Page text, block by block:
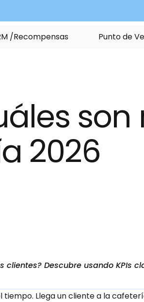
M /Recompensas PuntodeVe
2026
Descubre usando KPIs
tiempo. Llega un cliente a la